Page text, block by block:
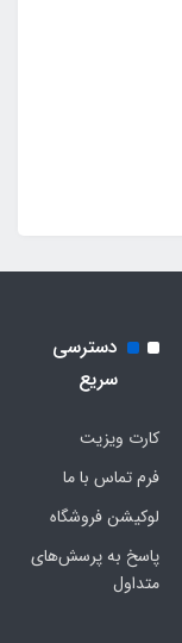
دسترسی
سریع
کارت ویزیت
فرم تماس با ما
لوکیشن فروشگاه
پاسخ به پرسش‌های
متداول